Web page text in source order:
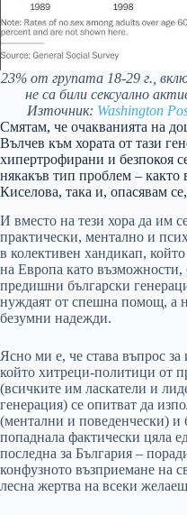
23% от групата 18-29 г.,
не са били сексуално
Източник: Washington
Смятам, че очакванията на
Вълчев към хората от тази
хипертрофирани и безпокоя
някакъв тип проблем –
Киселова, така и, опасявам
И вместо на тези хора да им
практически, ментално и
в колективен хандикап,
на Европа като възможности,
предишни български
нуждаят от спешна помощ, а
безумни надежди.
Ясно ми е, че става въпрос
който хитреци-политици от
(всичките им ласкатели и
генерация) се опитват да
(ментални и поведенчески) и
попаднала фактически цяла
последна за България –
конфузното възприемане на
лесна жертва на всеки